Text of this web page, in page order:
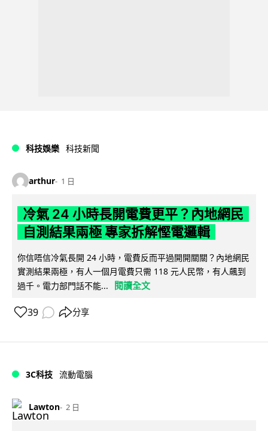
科技娛樂 科技新聞
arthur 1 日
冷氣 24 小時長開電費更平？內地網民
自測結果兩極 專家拆解慳電邏輯
你信唔信冷氣長開 24 小時，電費反而平過開開關關？內地網民
實測結果兩極，有人一個月電費只需 118 元人民幣，有人飆到
過千。電力部門話不能...
閱讀全文
39 分享
3C科技 流動電腦
Lawton 2 日